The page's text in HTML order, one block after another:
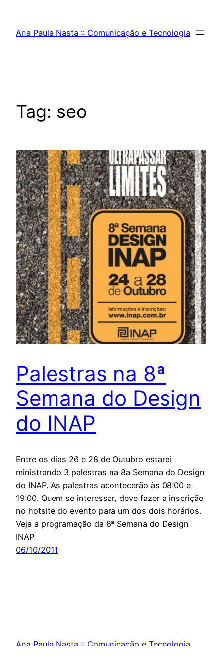
Ana Paula Nasta :: Comunicação e Tecnologia
Tag: seo
Palestras na 8ª
Semana do Design
do INAP
Entre os dias 26 e 28 de Outubro estarei
ministrando 3 palestras na 8a Semana do Design
do INAP. As palestras acontecerão às 08:00 e
19:00. Quem se interessar, deve fazer a inscrição
no hotsite do evento para um dos dois horários.
Veja a programação da 8ª Semana do Design
INAP
06/10/2011
Ana Paula Nasta :: Comunicação e Tecnologia